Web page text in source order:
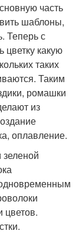
часть
шаблоны,
Теперь с
какую
таких
Таким
ромашки
из
оплавление.
зеленой
цветов.